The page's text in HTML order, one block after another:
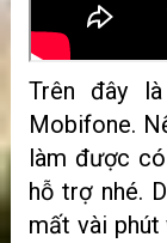
Trên đây
Mobifone.
làm được
hỗ trợ nhé.
mất vài phút